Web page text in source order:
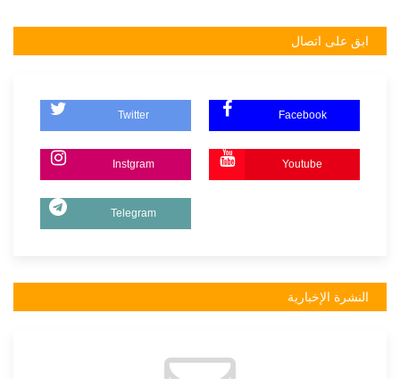
ابق على اتصال
Twitter Facebook
Instgram Youtube
Telegram
النشرة الإخبارية